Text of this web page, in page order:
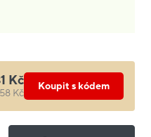
Kč
Kč
Koupit s kódem